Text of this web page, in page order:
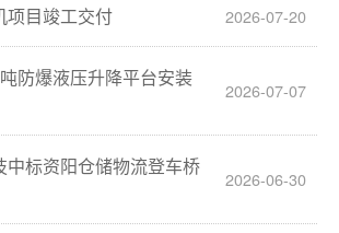
项目竣工交付 2026-07-20
防爆液压升降平台安装
2026-07-07
中标资阳仓储物流登车桥
2026-06-30